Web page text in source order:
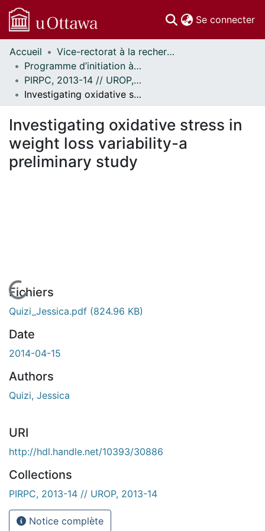
Se connecter
Communautés
et collections
Parcourir
Statistiques
À propos
Accueil
Vice-rectorat à la recherche // Office of the V-P, Research
Programme d’initiation à la recherche au premier cycle (PIRPC) // Undergraduate Research Opportunity Program (UROP)
PIRPC, 2013-14 // UROP, 2013-14
Investigating oxidative stress in weight loss variability-a preliminary study
Investigating oxidative stress in
weight loss variability-a
preliminary study
En cours de chargement...
Fichiers
Quizi_Jessica.pdf (824.96 KB)
Date
2014-04-15
Authors
Quizi, Jessica
URI
http://hdl.handle.net/10393/30886
Collections
PIRPC, 2013-14 // UROP, 2013-14
Notice complète